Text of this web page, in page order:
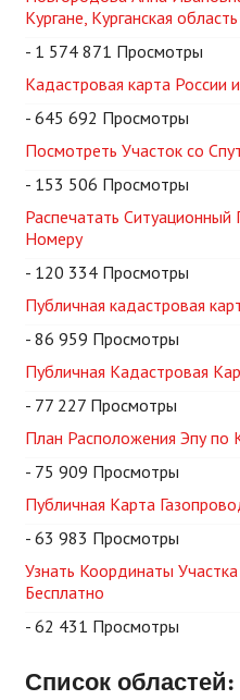
Кургане, Курганская область
- 1 574 871 Просмотры
Кадастровая карта России
- 645 692 Просмотры
Посмотреть Участок со
- 153 506 Просмотры
Распечатать
Номеру
- 120 334 Просмотры
Публичная кадастровая
- 86 959 Просмотры
Публичная Кадастровая
- 77 227 Просмотры
План Расположения Эпу по
- 75 909 Просмотры
Публичная Карта
- 63 983 Просмотры
Узнать Координаты
Бесплатно
- 62 431 Просмотры
Список областей: